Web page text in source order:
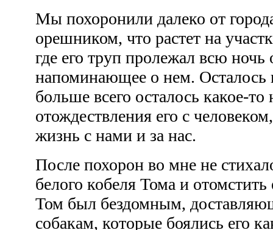
Мы похоронили далеко от
орешником, что растет на
где его труп пролежал всю ночь
напоминающее о нем. Осталось
больше всего осталось какое-то
отождествления его с
жизнь с нами и за нас.
После похорон во мне не
белого кобеля Тома и
Том был бездомным,
собакам, которые боялись его